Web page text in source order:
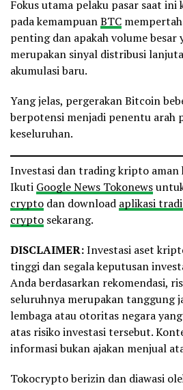
Fokus utama pelaku pasar saat
pada kemampuanBTC
penting dan apakah volume besar
merupakan sinyal distribusi
akumulasi baru.
Yang jelas, pergerakan Bitcoin
berpotensi menjadi penentu arah
keseluruhan.
Investasi dan trading kripto aman
Ikuti Google News Tokonews
crypto dan download aplikasi
crypto sekarang.
DISCLAIMER:Investasi aset
tinggi dan segala keputusan
Anda berdasarkan rekomendasi,
seluruhnya merupakan tanggung
lembaga atau otoritas negara
atas risiko investasi tersebut.
informasi bukan ajakan menjual
Tokocrypto berizin dan diawasi